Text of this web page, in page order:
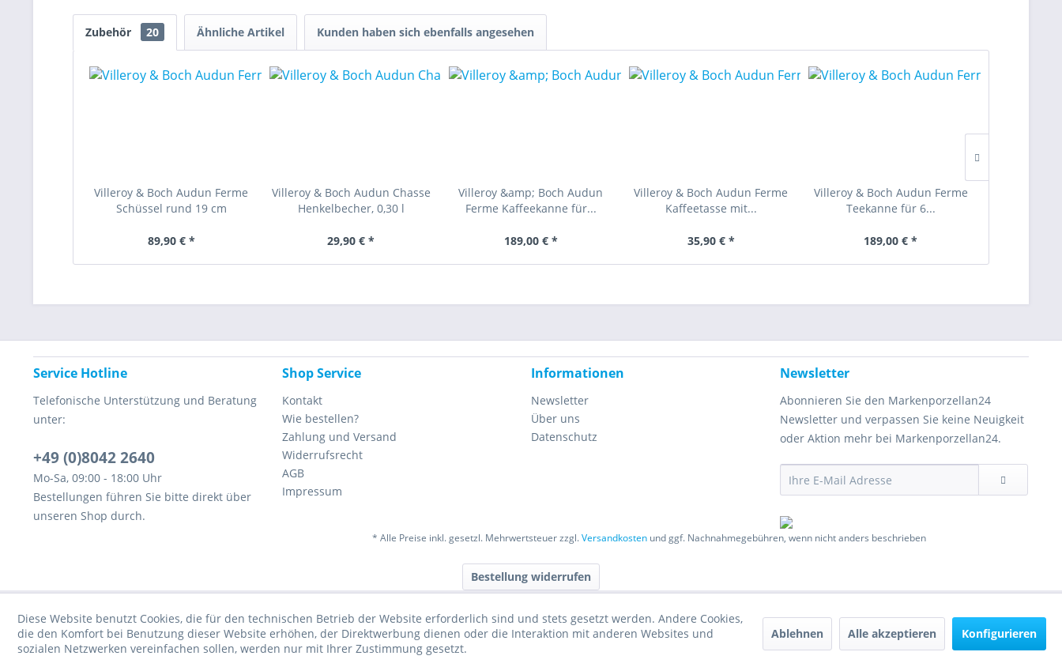
Zubehör 20 Ähnliche Artikel Kunden haben sich ebenfalls angesehen
Villeroy & Boch Audun Ferme
Schüssel rund 19 cm
89,90 € *
Villeroy & Boch Audun Chasse
Henkelbecher, 0,30 l
29,90 € *
Villeroy &amp; Boch Audun
Ferme Kaffeekanne für...
189,00 € *
Villeroy & Boch Audun Ferme
Kaffeetasse mit...
35,90 € *
Villeroy & Boch Audun Ferme
Teekanne für 6...
189,00 € *
Service Hotline
Telefonische Unterstützung und Beratung
unter:
+49 (0)8042 2640
Mo-Sa, 09:00 - 18:00 Uhr
Bestellungen führen Sie bitte direkt über
unseren Shop durch.
Shop Service
Kontakt
Wie bestellen?
Zahlung und Versand
Widerrufsrecht
AGB
Impressum
Informationen
Newsletter
Über uns
Datenschutz
Newsletter
Abonnieren Sie den Markenporzellan24
Newsletter und verpassen Sie keine Neuigkeit
oder Aktion mehr bei Markenporzellan24.
* Alle Preise inkl. gesetzl. Mehrwertsteuer zzgl.Versandkosten und ggf. Nachnahmegebühren, wenn nicht anders beschrieben
Bestellung widerrufen
Diese Website benutzt Cookies, die für den technischen Betrieb der Website erforderlich sind und stets gesetzt werden. Andere Cookies,
die den Komfort bei Benutzung dieser Website erhöhen, der Direktwerbung dienen oder die Interaktion mit anderen Websites und
sozialen Netzwerken vereinfachen sollen, werden nur mit Ihrer Zustimmung gesetzt.
Ablehnen Alle akzeptieren Konfigurieren